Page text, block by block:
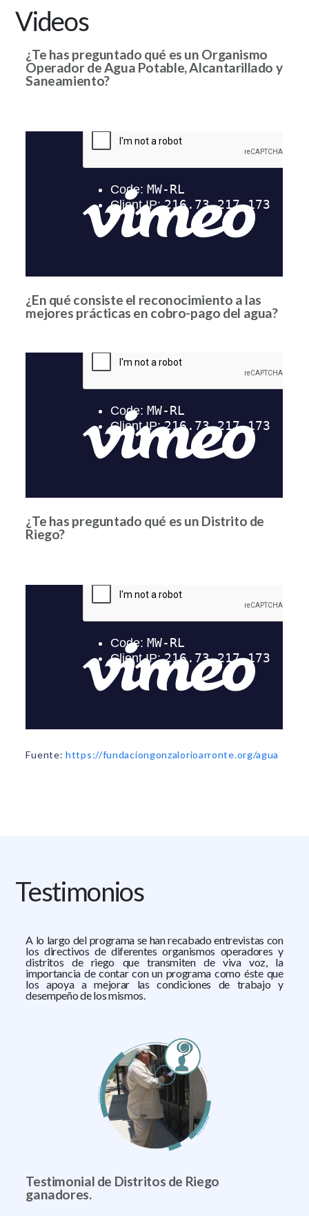
Videos
¿Te has preguntado qué es un Organismo
Operador de Agua Potable, Alcantarillado y
Saneamiento?
¿Te has preguntado qué es un Distrito de
Riego?
¿En qué consiste el reconocimiento a las
mejores prácticas en cobro-pago del agua?
Fuente:https://fundaciongonzalorioarronte.org/agua
Testimonios
A lo largo del programa se han recabado entrevistas con
los directivos de diferentes organismos operadores y
distritos de riego que transmiten de viva voz, la
importancia de contar con un programa como éste que
los apoya a mejorar las condiciones de trabajo y
desempeño de los mismos.
Testimonial de Distritos de Riego
ganadores.